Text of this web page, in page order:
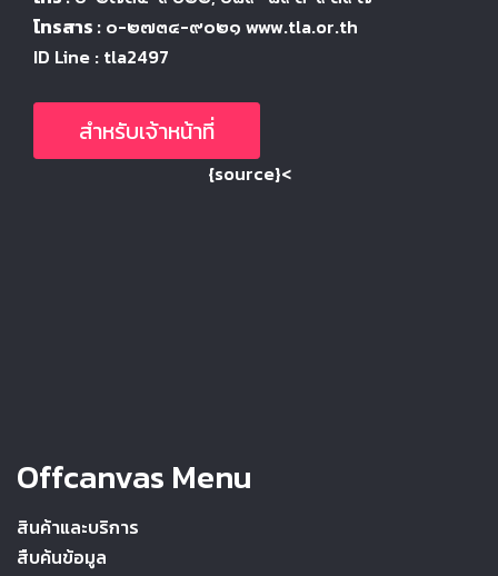
โทรสาร : ๐-๒๗๓๔-๙๐๒๑ www.tla.or.th
ID Line : tla2497
สำหรับเจ้าหน้าที่
{source}<
Offcanvas Menu
สินค้าและบริการ
สืบค้นข้อมูล